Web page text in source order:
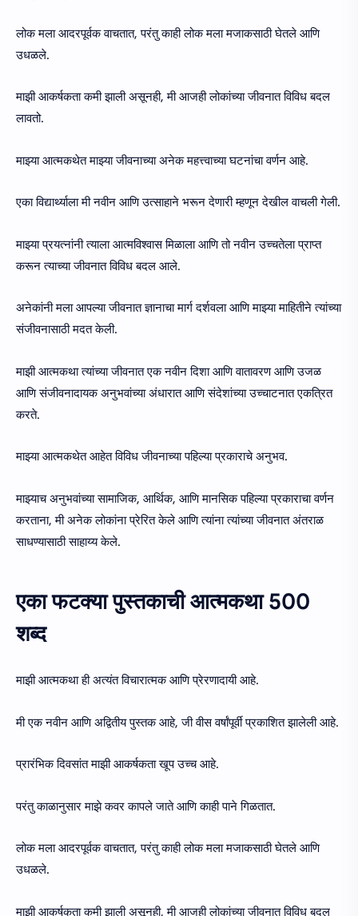
लोक मला आदरपूर्वक वाचतात, परंतु काही लोक मला मजाकसाठी घेतले आणि
उधळले.
माझी आकर्षकता कमी झाली असूनही, मी आजही लोकांच्या जीवनात विविध बदल
लावतो.
माझ्या आत्मकथेत माझ्या जीवनाच्या अनेक महत्त्वाच्या घटनांचा वर्णन आहे.
एका विद्यार्थ्याला मी नवीन आणि उत्साहाने भरून देणारी म्हणून देखील वाचली गेली.
माझ्या प्रयत्नांनी त्याला आत्मविश्वास मिळाला आणि तो नवीन उच्चतेला प्राप्त
करून त्याच्या जीवनात विविध बदल आले.
अनेकांनी मला आपल्या जीवनात ज्ञानाचा मार्ग दर्शवला आणि माझ्या माहितीने त्यांच्या
संजीवनासाठी मदत केली.
माझी आत्मकथा त्यांच्या जीवनात एक नवीन दिशा आणि वातावरण आणि उजळ
आणि संजीवनादायक अनुभवांच्या अंधारात आणि संदेशांच्या उच्चाटनात एकत्रित
करते.
माझ्या आत्मकथेत आहेत विविध जीवनाच्या पहिल्या प्रकाराचे अनुभव.
माझ्याच अनुभवांच्या सामाजिक, आर्थिक, आणि मानसिक पहिल्या प्रकाराचा वर्णन
करताना, मी अनेक लोकांना प्रेरित केले आणि त्यांना त्यांच्या जीवनात अंतराळ
साधण्यासाठी साहाय्य केले.
एका फटक्या पुस्तकाची आत्मकथा 500
शब्द
माझी आत्मकथा ही अत्यंत विचारात्मक आणि प्रेरणादायी आहे.
मी एक नवीन आणि अद्वितीय पुस्तक आहे, जी वीस वर्षांपूर्वी प्रकाशित झालेली आहे.
प्रारंभिक दिवसांत माझी आकर्षकता खूप उच्च आहे.
परंतु काळानुसार माझे कवर कापले जाते आणि काही पाने गिळतात.
लोक मला आदरपूर्वक वाचतात, परंतु काही लोक मला मजाकसाठी घेतले आणि
उधळले.
माझी आकर्षकता कमी झाली असूनही, मी आजही लोकांच्या जीवनात विविध बदल